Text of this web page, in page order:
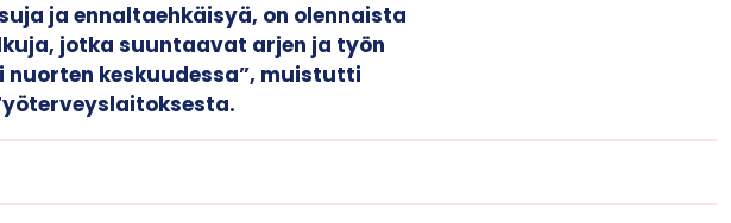
ja ennaltaehkäisyä, on olennaista
jotka suuntaavat arjen ja työn
keskuudessa”, muistutti